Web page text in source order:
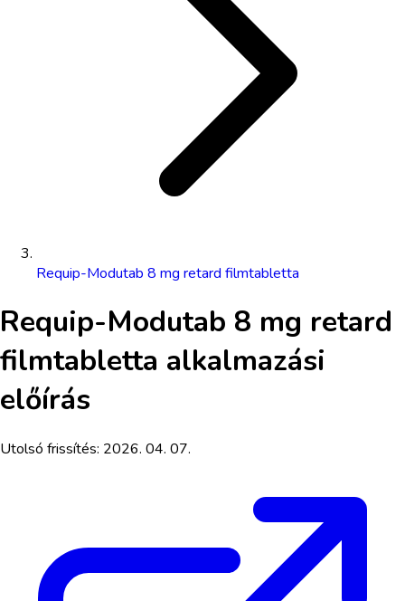
Requip-Modutab 8 mg retard filmtabletta
Requip-Modutab 8 mg retard
filmtabletta alkalmazási
előírás
Utolsó frissítés: 2026. 04. 07.